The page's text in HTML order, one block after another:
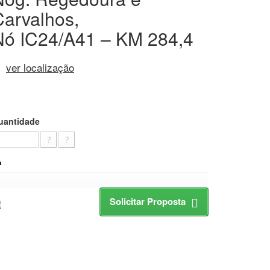
IC24/A41 – KM 284,4
ver localização
Solicitar Proposta